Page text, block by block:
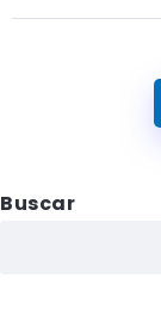
Buscar